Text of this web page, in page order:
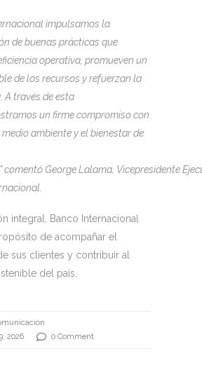
impulsamos la
de buenas prácticas que
operativa, promueven un
de los recursos y refuerzan la
A través de esta
un firme compromiso con
ambiente y el bienestar de
comentó George Lalama, Vicepresidente
integral, Banco Internacional
de acompañar el
sus clientes y contribuir al
del país.
2026
0 Comment